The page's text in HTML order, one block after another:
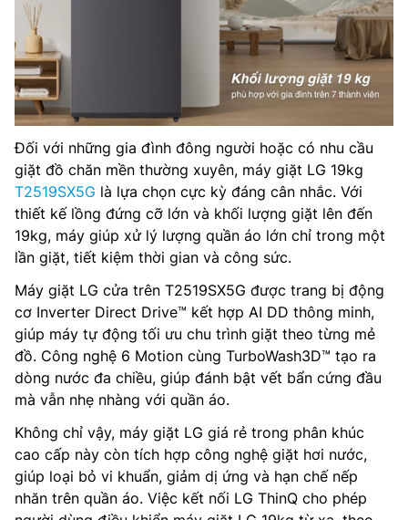
Đối với những gia đình đông người hoặc có nhu cầu
giặt đồ chăn mền thường xuyên, máy giặt LG 19kg
T2519SX5G là lựa chọn cực kỳ đáng cân nhắc. Với
thiết kế lồng đứng cỡ lớn và khối lượng giặt lên đến
19kg, máy giúp xử lý lượng quần áo lớn chỉ trong một
lần giặt, tiết kiệm thời gian và công sức.
Máy giặt LG cửa trên T2519SX5G được trang bị động
cơ Inverter Direct Drive™ kết hợp AI DD thông minh,
giúp máy tự động tối ưu chu trình giặt theo từng mẻ
đồ. Công nghệ 6 Motion cùng TurboWash3D™ tạo ra
dòng nước đa chiều, giúp đánh bật vết bẩn cứng đầu
mà vẫn nhẹ nhàng với quần áo.
Không chỉ vậy, máy giặt LG giá rẻ trong phân khúc
cao cấp này còn tích hợp công nghệ giặt hơi nước,
giúp loại bỏ vi khuẩn, giảm dị ứng và hạn chế nếp
nhăn trên quần áo. Việc kết nối LG ThinQ cho phép